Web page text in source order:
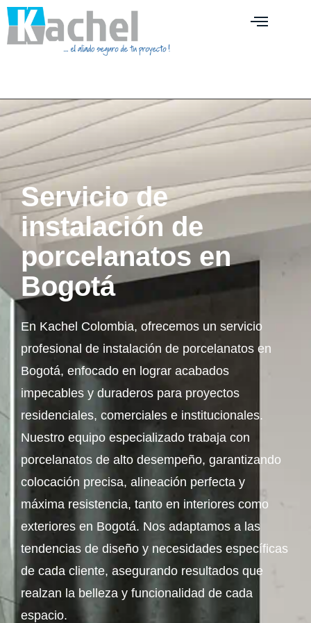
Servicio de
instalación de
porcelanatos en
Bogotá
En Kachel Colombia, ofrecemos un servicio
profesional de instalación de porcelanatos en
Bogotá, enfocado en lograr acabados
impecables y duraderos para proyectos
residenciales, comerciales e institucionales.
Nuestro equipo especializado trabaja con
porcelanatos de alto desempeño, garantizando
colocación precisa, alineación perfecta y
máxima resistencia, tanto en interiores como
exteriores en Bogotá. Nos adaptamos a las
tendencias de diseño y necesidades específicas
de cada cliente, asegurando resultados que
realzan la belleza y funcionalidad de cada
espacio.